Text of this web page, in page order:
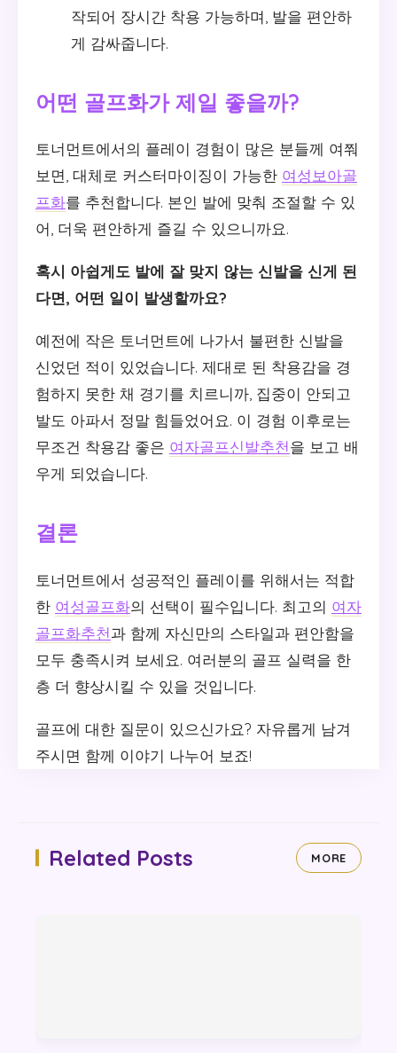
작되어 장시간 착용 가능하며, 발을 편안하
게 감싸줍니다.
어떤 골프화가 제일 좋을까?
토너먼트에서의 플레이 경험이 많은 분들께 여쭤
보면, 대체로 커스터마이징이 가능한 여성보아골
프화를 추천합니다. 본인 발에 맞춰 조절할 수 있
어, 더욱 편안하게 즐길 수 있으니까요.
혹시 아쉽게도 발에 잘 맞지 않는 신발을 신게 된
다면, 어떤 일이 발생할까요?
예전에 작은 토너먼트에 나가서 불편한 신발을
신었던 적이 있었습니다. 제대로 된 착용감을 경
험하지 못한 채 경기를 치르니까, 집중이 안되고
발도 아파서 정말 힘들었어요. 이 경험 이후로는
무조건 착용감 좋은 여자골프신발추천을 보고 배
우게 되었습니다.
결론
토너먼트에서 성공적인 플레이를 위해서는 적합
한 여성골프화의 선택이 필수입니다. 최고의 여자
골프화추천과 함께 자신만의 스타일과 편안함을
모두 충족시켜 보세요. 여러분의 골프 실력을 한
층 더 향상시킬 수 있을 것입니다.
골프에 대한 질문이 있으신가요? 자유롭게 남겨
주시면 함께 이야기 나누어 보죠!
Related Posts MORE